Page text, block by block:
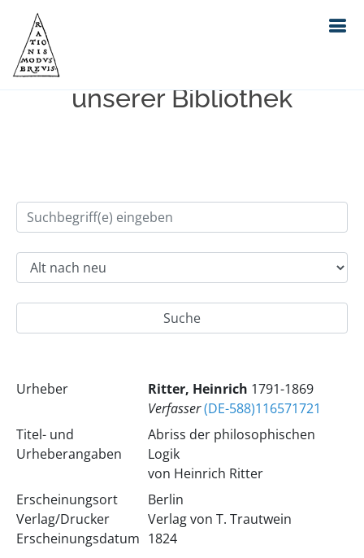
Einfache Suche im Bestand
unserer Bibliothek
Urheber Ritter, Heinrich 1791-1869
Verfasser(DE-588)116571721
Titel- und
Urheberangaben
Abriss der philosophischen
Logik
von Heinrich Ritter
Erscheinungsort
Verlag/Drucker
Erscheinungsdatum
Berlin
Verlag von T. Trautwein
1824